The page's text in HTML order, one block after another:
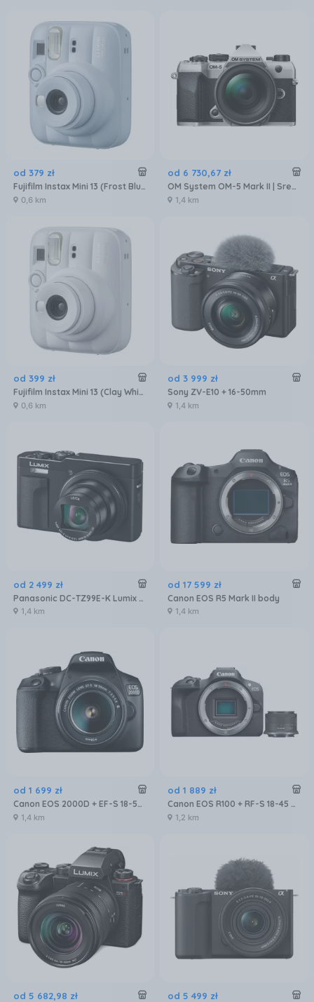
od 379 zł
Fujifilm Instax Mini 13 (Frost Blue)
0,6 km
od 6 730,67 zł
OM System OM-5 Mark II | Srebrny + OM System ED 12-45 mm f4.0 PRO
1,4 km
od 399 zł
Fujifilm Instax Mini 13 (Clay White)
0,6 km
od 3 999 zł
Sony ZV-E10 + 16-50mm
1,4 km
od 2 499 zł
Panasonic DC-TZ99E-K Lumix Czarny
1,4 km
od 17 599 zł
Canon EOS R5 Mark II body
1,4 km
od 1 699 zł
Canon EOS 2000D + EF-S 18-55mm f/3,5-5,6 DC III
1,4 km
od 1 889 zł
Canon EOS R100 + RF-S 18-45 mm f/4.5-6.3 IS STM
1,2 km
od 5 682,98 zł od 5 499 zł